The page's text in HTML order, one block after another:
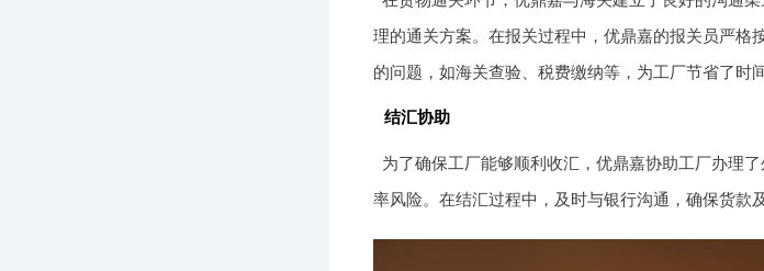
理的通关方案。在报关过程中，优鼎嘉的报关员严
的问题，如海关查验、税费缴纳等，为工厂节省了时
结汇协助
为了确保工厂能够顺利收汇，优鼎嘉协助工厂办理
率风险。在结汇过程中，及时与银行沟通，确保货款